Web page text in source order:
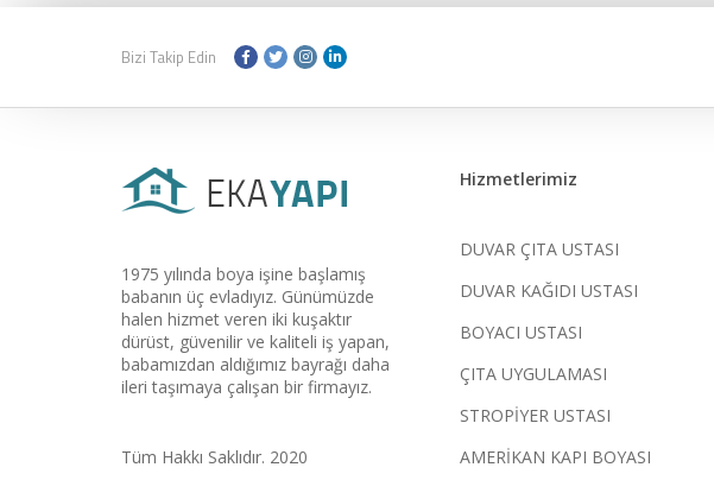
Bizi Takip Edin
Hizmetlerimiz
DUVAR ÇITA USTASI
DUVAR KAĞIDI USTASI
BOYACI USTASI
ÇITA UYGULAMASI
STROPİYER USTASI
AMERİKAN KAPI BOYASI
1975 yılında boya işine başlamış
babanın üç evladıyız. Günümüzde
halen hizmet veren iki kuşaktır
dürüst, güvenilir ve kaliteli iş yapan,
babamızdan aldığımız bayrağı daha
ileri taşımaya çalışan bir firmayız.
Tüm Hakkı Saklıdır. 2020